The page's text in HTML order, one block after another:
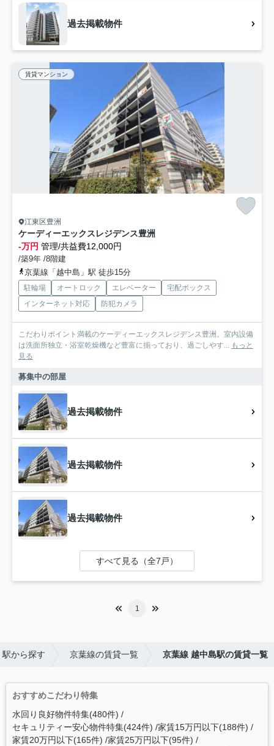
過去掲載物件
賃貸マンション
江東区豊洲
ケーディーエックスレジデンス豊洲
-万円 管理/共益費12,000円
/築9年 /8階建
京葉線「越中島」駅 徒歩15分
駐輪場 オートロック エレベーター
宅配ボックス
インターネット対応
防犯カメラ
こだわりポイント満載のケーディーエックスレジデンス豊洲。室内設備
は洗面所独立・浴室乾燥機など豊富に揃っており、過ごしやす... もっと
見る
募集中の部屋
過去掲載物件
過去掲載物件
過去掲載物件
すべて見る（全7戸）
1
駅から探す 京葉線の賃貸一覧 京葉線 越中島駅の賃貸一覧
おすすめこだわり特集
水回り良好物件特集(480件)
セキュリティー安心物件特集(424件) 家賃15万円以下(188件)
家賃20万円以下(165件) 家賃25万円以下(95件)